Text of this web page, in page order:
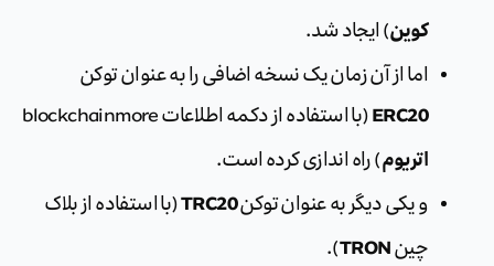
کوین) ایجاد شد.
اما از آن زمان یک نسخه اضافی را به عنوان توکن
ERC20 (با استفاده از دکمه اطلاعات blockchainmore
اتریوم) راه اندازی کرده است.
و یکی دیگر به عنوان توکنTRC20(با استفاده از بلاک
چین TRON
).